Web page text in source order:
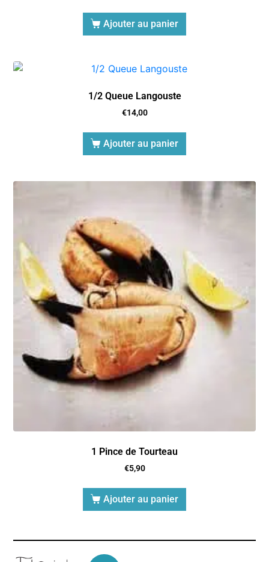
Ajouter au panier
1/2 Queue Langouste
€14,00
Ajouter au panier
1 Pince de Tourteau
€5,90
Ajouter au panier